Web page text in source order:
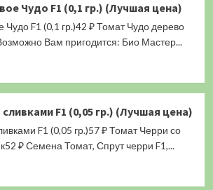
Чудо F1 (0,1 гр.) (Лучшая цена)
Чудо F1 (0,1 гр.)42 ₽ Томат Чудо дерево
Вам пригодится: Био Мастер...
F1 (0,05 гр.) (Лучшая цена)
F1 (0,05 гр.)57 ₽ Томат Черри со
₽ Семена Томат, Спрут черри F1,...